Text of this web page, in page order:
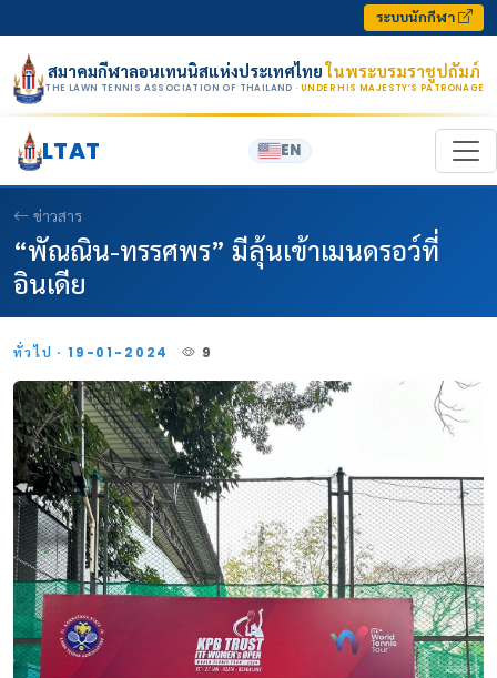
ระบบนักกีฬา
สมาคมกีฬาลอนเทนนิสแห่งประเทศไทยในพระบรมราชูปถัมภ์
THE LAWN TENNIS ASSOCIATION OF THAILAND · UNDER HIS MAJESTY’S PATRONAGE
LTAT EN
ข่าวสาร
“พัณณิน-ทรรศพร” มีลุ้นเข้าเมนดรอว์ที่
อินเดีย
ทั่วไป · 19-01-2024 9